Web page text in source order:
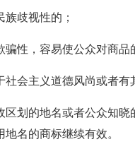
歧视性的；
性，容易使公众对商品
会主义道德风尚或者有
的地名或者公众知晓
名的商标继续有效。